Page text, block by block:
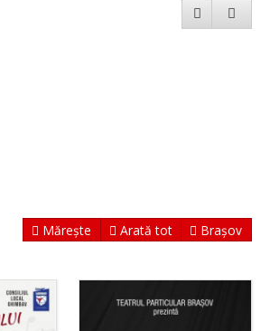
Mărește Arată tot Brașov